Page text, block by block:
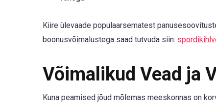
Kiire ülevaade populaarsematest
boonusvõimalustega saad tutvuda siin:
Võimalikud Vead ja
Kuna peamised jõud mõlemas meeskonnas on